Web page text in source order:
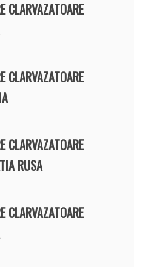
CLARVAZATOARE
CLARVAZATOARE
CLARVAZATOARE
RUSA
CLARVAZATOARE